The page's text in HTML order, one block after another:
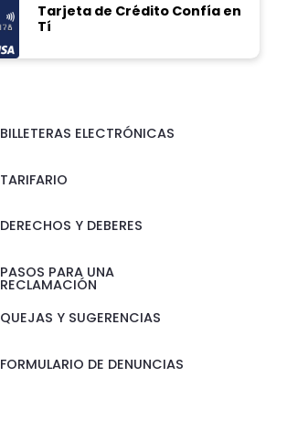
Tarjeta de CréditoConfía en
Tí
BILLETERAS ELECTRÓNICAS
TARIFARIO
DERECHOS Y DEBERES
PASOS PARA UNA
RECLAMACIÓN
QUEJAS Y SUGERENCIAS
FORMULARIO DE DENUNCIAS